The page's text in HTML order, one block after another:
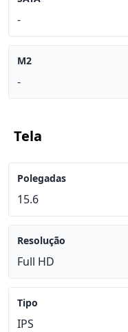
-
M2
-
Tela
Polegadas
15.6
Resolução
Full HD
Tipo
IPS